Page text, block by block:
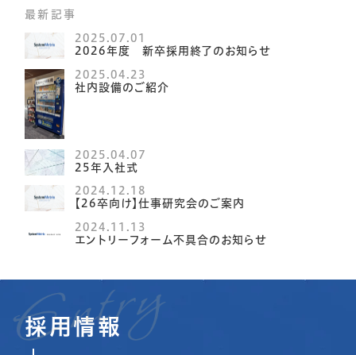
会社を知る
会社概要
仕事を知る
事業内容
職種紹介
先輩社員インタビュ
ー
働く環境と成長
募集要項 サイトマッ
最新記事
2025.07.01
2026年度 新卒採用終了のお知らせ
2025.04.23
社内設備のご紹介
2025.04.07
25年入社式
2024.12.18
【26卒向け】仕事研究会のご案内
2024.11.13
エントリーフォーム不具合のお知らせ
採用情報